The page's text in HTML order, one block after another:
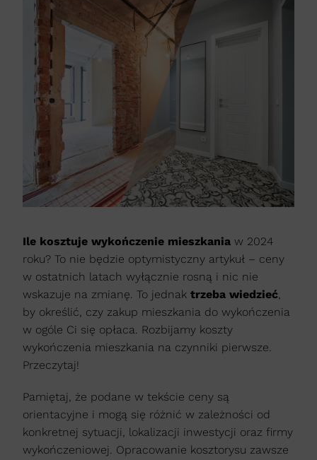
Ile kosztuje wykończenie mieszkania w 2024
roku? To nie będzie optymistyczny artykuł – ceny
w ostatnich latach wyłącznie rosną i nic nie
wskazuje na zmianę. To jednak trzeba wiedzieć,
by określić, czy zakup mieszkania do wykończenia
w ogóle Ci się opłaca. Rozbijamy koszty
wykończenia mieszkania na czynniki pierwsze.
Przeczytaj!
Pamiętaj, że podane w tekście ceny są
orientacyjne i mogą się różnić w zależności od
konkretnej sytuacji, lokalizacji inwestycji oraz firmy
wykończeniowej. Opracowanie kosztorysu zawsze